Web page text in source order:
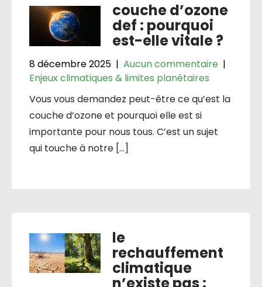
couche d’ozone
def : pourquoi
est-elle vitale ?
8 décembre 2025 | Aucun commentaire |
Enjeux climatiques & limites planétaires
Vous vous demandez peut-être ce qu’est la
couche d’ozone et pourquoi elle est si
importante pour nous tous. C’est un sujet
qui touche à notre […]
le
rechauffement
climatique